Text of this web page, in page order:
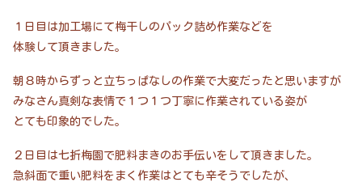
１日目は加工場にて梅干しのパック詰め作業などを
体験して頂きました。
朝８時からずっと立ちっぱなしの作業で大変だったと思いますが
みなさん真剣な表情で１つ１つ丁寧に作業されている姿が
とても印象的でした。
２日目は七折梅園で肥料まきのお手伝いをして頂きました。
急斜面で重い肥料をまく作業はとても辛そうでしたが、